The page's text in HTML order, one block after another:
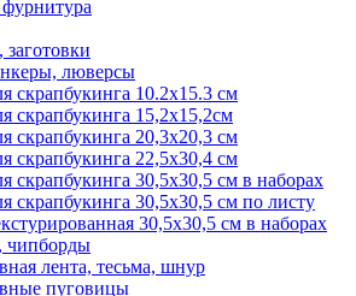
люверсы
скрапбукинга 10.2х15.3 см
скрапбукинга 15,2х15,2см
скрапбукинга 20,3х20,3 см
скрапбукинга 22,5х30,4 см
скрапбукинга 30,5х30,5 см в наборах
скрапбукинга 30,5х30,5 см по листу
30,5х30,5 см в наборах
чипборды
лента, тесьма, шнур
пуговицы